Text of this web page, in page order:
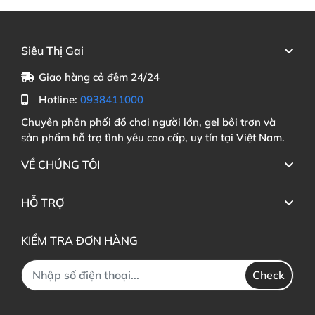
Siêu Thị Gai
Giao hàng cả đêm 24/24
Hotline: 0938411000
Chuyên phân phối đồ chơi người lớn, gel bôi trơn và
sản phẩm hỗ trợ tình yêu cao cấp, uy tín tại Việt Nam.
VỀ CHÚNG TÔI
HỖ TRỢ
KIỂM TRA ĐƠN HÀNG
Check